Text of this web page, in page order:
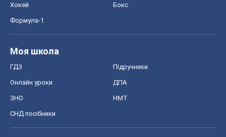
Хокей Бокс
Формула-1
Моя школа
ГДЗ Підручники
Онлайн уроки ДПА
ЗНО НМТ
СНД посібники